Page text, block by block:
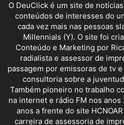
O DeuClick é um site de
conteúdos de interesses do
cada vez mais nas pessoas
Millennials (Y). O site foi
Conteúdo e Marketing por
radialista e assessor de
passagem por emissoras de tv
consultoria sobre a
Também pioneiro no trabalho
na internet e rádio FM nos
anos a frente do site
carreira de assessoria de